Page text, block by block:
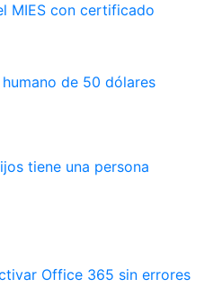
MIES con certificado
de 50 dólares
tiene una persona
Office 365 sin errores